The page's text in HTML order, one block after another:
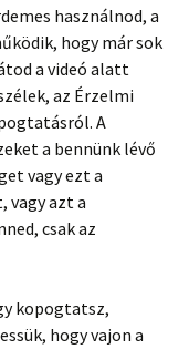
használnod, a
hogy már sok
a videó alatt
az Érzelmi
A
a bennünk lévő
vagy ezt a
vagy azt a
csak az
kopogtatsz,
hogy vajon a